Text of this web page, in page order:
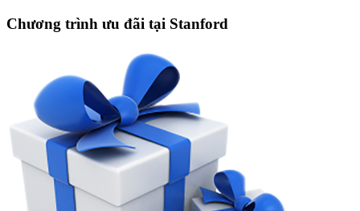
Chương trình ưu đãi tại Stanford